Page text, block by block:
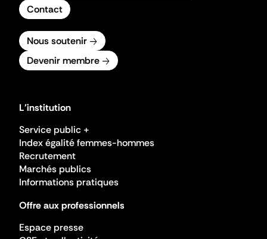
Contact
Nous soutenir
Devenir membre
L'institution
Service public +
Index égalité femmes-hommes
Recrutement
Marchés publics
Informations pratiques
Offre aux professionnels
Espace presse